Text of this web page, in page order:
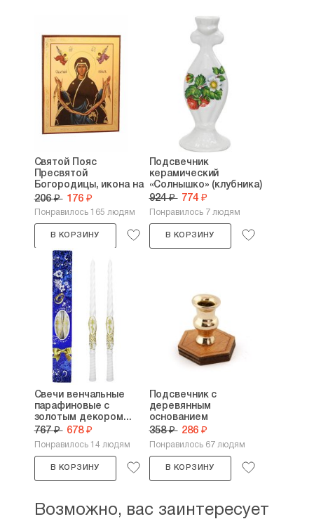
Святой Пояс
Пресвятой
Богородицы, икона на
оргалите...
206 ₽ 176 ₽
Понравилось 165 людям
В КОРЗИНУ
Подсвечник
керамический
«Солнышко» (клубника)
924 ₽ 774 ₽
Понравилось 7 людям
В КОРЗИНУ
Свечи венчальные
парафиновые с
золотым декором...
767 ₽ 678 ₽
Понравилось 14 людям
В КОРЗИНУ
Подсвечник с
деревянным
основанием
358 ₽ 286 ₽
Понравилось 67 людям
В КОРЗИНУ
Возможно, вас заинтересует